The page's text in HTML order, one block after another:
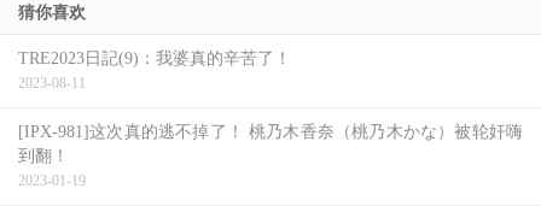
猜你喜欢
TRE2023日記(9)：我婆真的辛苦了！
2023-08-11
[IPX-981]这次真的逃不掉了！ 桃乃木香奈（桃乃木かな）被轮奸嗨
到翻！
2023-01-19